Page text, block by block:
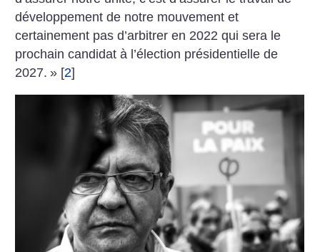
développement de notre mouvement et
certainement pas d’arbitrer en 2022 qui sera le
prochain candidat à l’élection présidentielle de
2027. » [2]